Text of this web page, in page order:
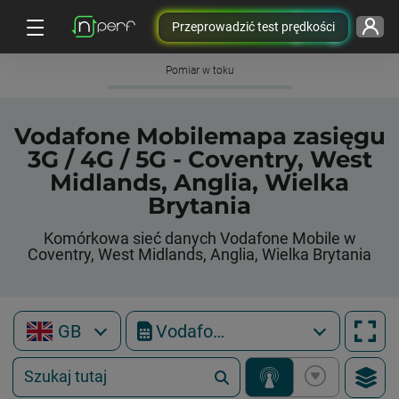
Przeprowadzić test prędkości
Pomiar w toku
Vodafone Mobilemapa zasięgu
3G / 4G / 5G - Coventry, West
Midlands, Anglia, Wielka
Brytania
Komórkowa sieć danych Vodafone Mobile w
Coventry, West Midlands, Anglia, Wielka Brytania
GB Vodafone Mobile